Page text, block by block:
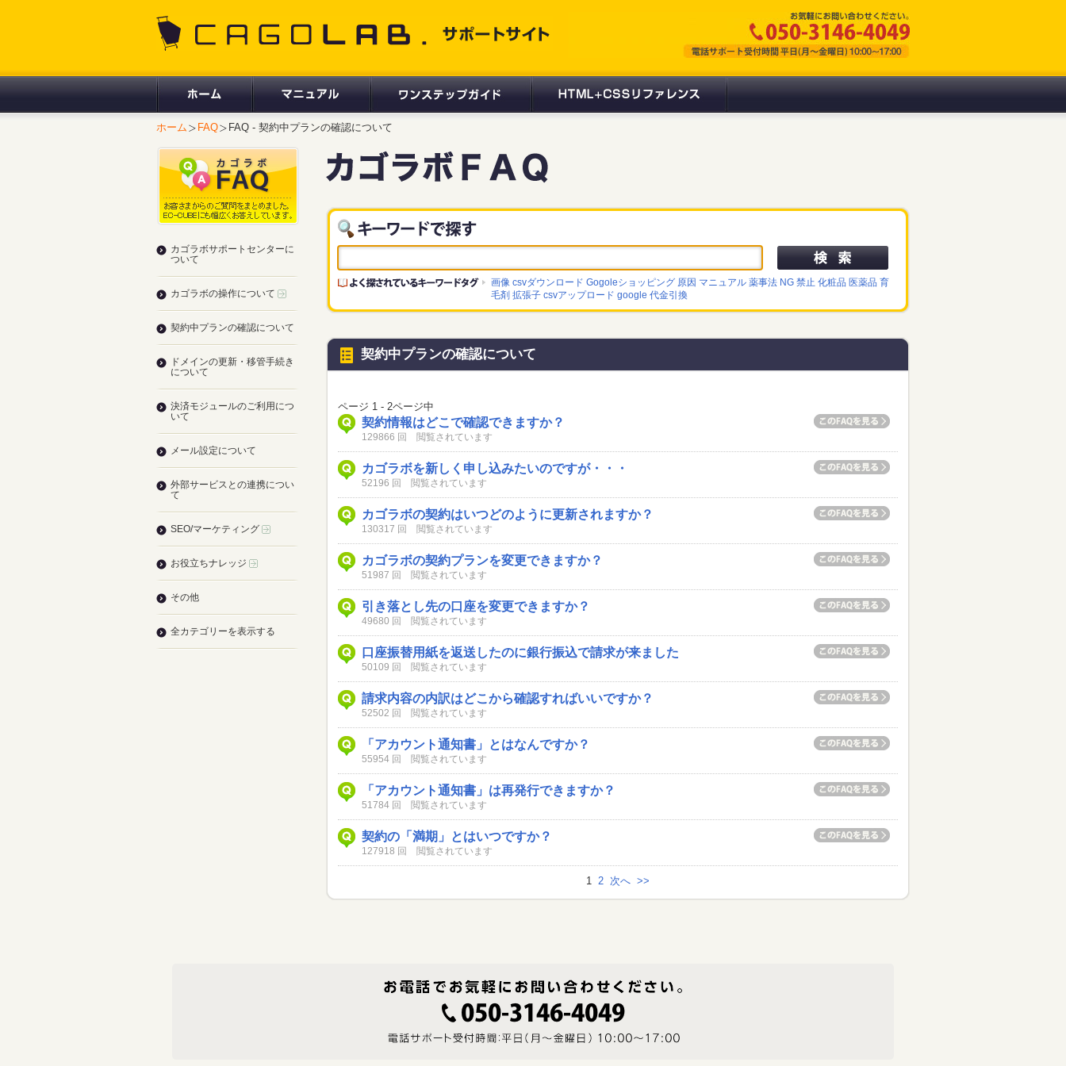
ホーム FAQ FAQ - 契約中プランの確認について
画像 csvダウンロード Gogoleショッピング 原因 マニュアル 薬事法 NG 禁止 化粧品 医薬品 育
毛剤 拡張子 csvアップロード google 代金引換
契約中プランの確認について
ページ 1 - 2ページ中
契約情報はどこで確認できますか？
129866 回 閲覧されています
カゴラボを新しく申し込みたいのですが・・・
52196 回 閲覧されています
カゴラボの契約はいつどのように更新されますか？
130317 回 閲覧されています
カゴラボの契約プランを変更できますか？
51987 回 閲覧されています
引き落とし先の口座を変更できますか？
49680 回 閲覧されています
口座振替用紙を返送したのに銀行振込で請求が来ました
50109 回 閲覧されています
請求内容の内訳はどこから確認すればいいですか？
52502 回 閲覧されています
「アカウント通知書」とはなんですか？
55954 回 閲覧されています
「アカウント通知書」は再発行できますか？
51784 回 閲覧されています
契約の「満期」とはいつですか？
127918 回 閲覧されています
1 2 次へ >>
カゴラボサポートセンターに
ついて
カゴラボの操作について
契約中プランの確認について
ドメインの更新・移管手続き
について
決済モジュールのご利用につ
いて
メール設定について
外部サービスとの連携につい
て
SEO/マーケティング
お役立ちナレッジ
その他
全カテゴリーを表示する